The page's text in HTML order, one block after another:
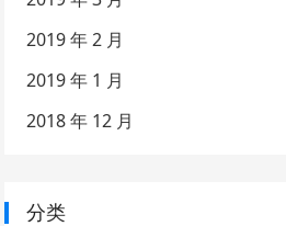
2019 年 2 月
2019 年 1 月
2018 年 12 月
分类